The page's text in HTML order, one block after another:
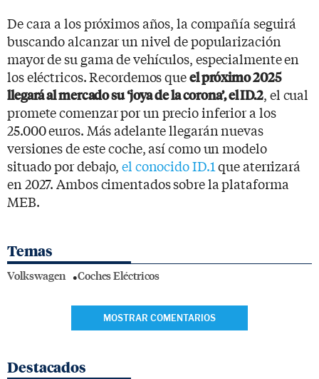
De cara a los próximos años, la compañía seguirá
buscando alcanzar un nivel de popularización
mayor de su gama de vehículos, especialmente en
los eléctricos. Recordemos queel próximo 2025
llegará al mercado su ‘joya de la corona’, el ID.2, el cual
promete comenzar por un precio inferior a los
25.000 euros. Más adelante llegarán nuevas
versiones de este coche, así como un modelo
situado por debajo,el conocido ID.1que aterrizará
en 2027. Ambos cimentados sobre la plataforma
MEB.
Temas
Volkswagen Coches Eléctricos
MOSTRAR COMENTARIOS
Destacados